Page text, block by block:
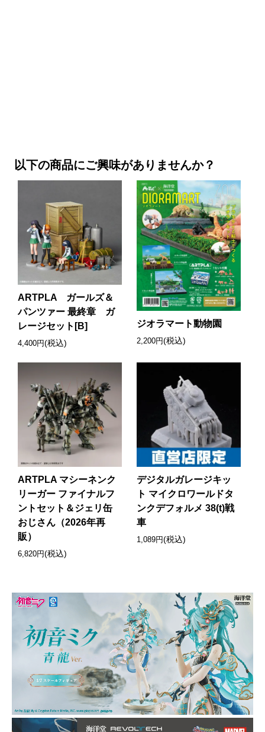
以下の商品にご興味がありませんか？
ARTPLA ガールズ＆
パンツァー 最終章 ガ
レージセット[B]
4,400円(税込)
ジオラマート動物園
2,200円(税込)
ARTPLA マシーネンク
リーガー ファイナルフ
ントセット＆ジェリ缶
おじさん（2026年再
販）
6,820円(税込)
デジタルガレージキッ
ト マイクロワールドタ
ンクデフォルメ 38(t)戦
車
1,089円(税込)